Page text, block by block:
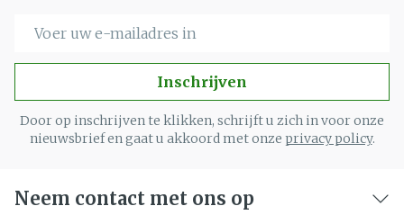
Inschrijven
Door op inschrijven te klikken, schrijft u zich in voor onze
nieuwsbrief en gaat u akkoord met onze privacy policy.
Neem contact met ons op